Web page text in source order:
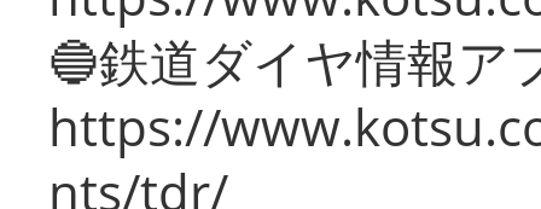
🔵鉄道ダイヤ情報ア
https://
nts/tdr/